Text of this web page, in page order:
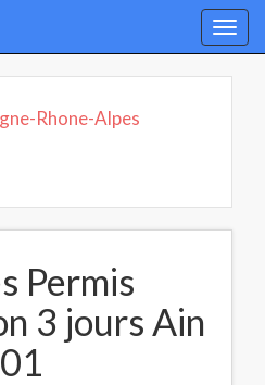
Rhone-Alpes
Permis
3 jours Ain
01